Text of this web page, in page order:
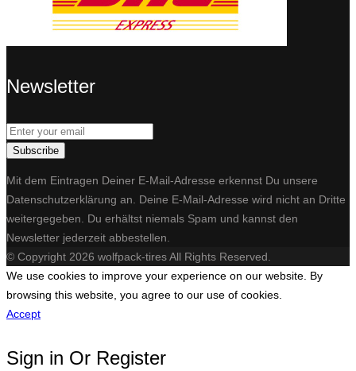
Newsletter
Subscribe
Mit dem Eintragen Deiner E-Mail-Adresse erkennst Du unsere
Datenschutzerklärung an. Deine E-Mail-Adresse wird nicht an Dritte
weitergegeben. Du erhältst niemals Spam und kannst den
Newsletter jederzeit abbestellen.​
© Copyright 2026 wolfpack-tires All Rights Reserved.
We use cookies to improve your experience on our website. By
browsing this website, you agree to our use of cookies.
Accept
Sign in Or Register